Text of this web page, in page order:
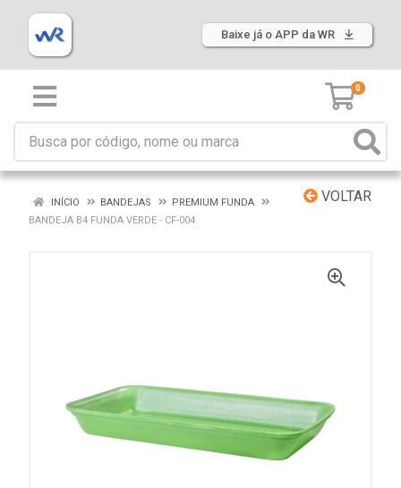
Baixe já o APP da WR
0
VOLTAR
INÍCIO BANDEJAS
PREMIUM FUNDA
BANDEJA B4 FUNDA VERDE - CF-004